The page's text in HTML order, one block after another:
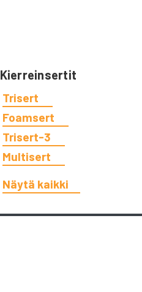
Kierreinsertit
Trisert
Foamsert
Trisert-3
Multisert
Näytä kaikki